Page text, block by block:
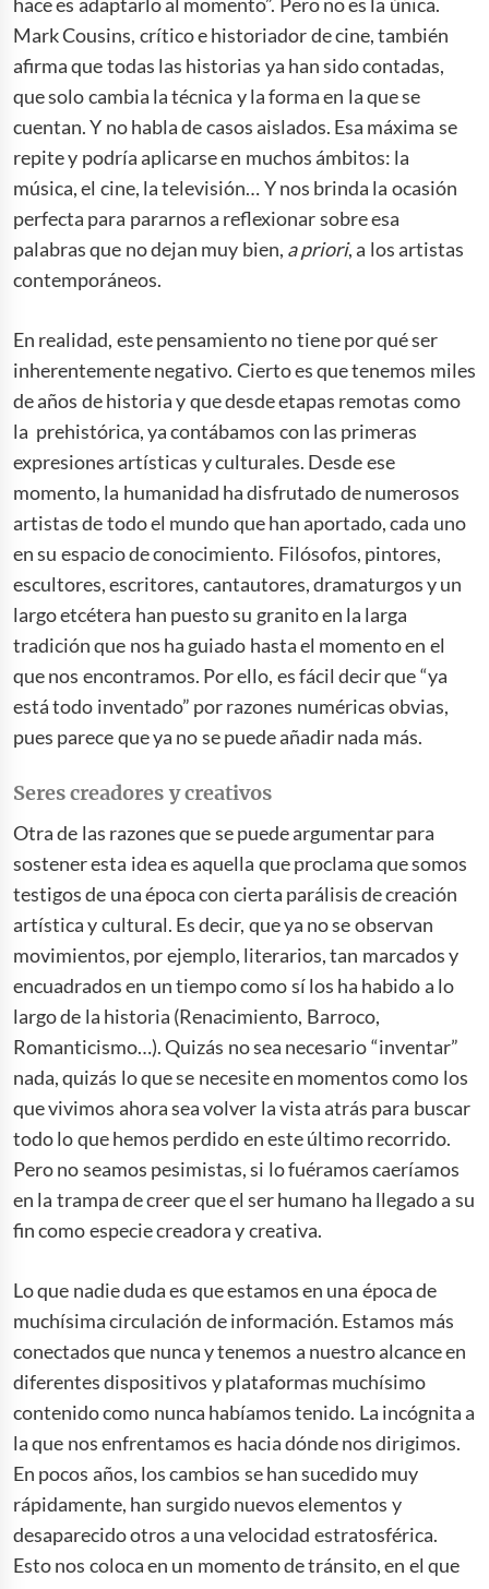
Mark Cousins, crítico e historiador de cine, también
afirma que todas las historias ya han sido contadas,
que solo cambia la técnica y la forma en la que se
cuentan. Y no habla de casos aislados. Esa máxima se
repite y podría aplicarse en muchos ámbitos: la
música, el cine, la televisión… Y nos brinda la ocasión
perfecta para pararnos a reflexionar sobre esa
palabras que no dejan muy bien, a priori, a los artistas
contemporáneos.
En realidad, este pensamiento no tiene por qué ser
inherentemente negativo. Cierto es que tenemos miles
de años de historia y que desde etapas remotas como
la prehistórica, ya contábamos con las primeras
expresiones artísticas y culturales. Desde ese
momento, la humanidad ha disfrutado de numerosos
artistas de todo el mundo que han aportado, cada uno
en su espacio de conocimiento. Filósofos, pintores,
escultores, escritores, cantautores, dramaturgos y un
largo etcétera han puesto su granito en la larga
tradición que nos ha guiado hasta el momento en el
que nos encontramos. Por ello, es fácil decir que “ya
está todo inventado” por razones numéricas obvias,
pues parece que ya no se puede añadir nada más.
Seres creadores y creativos
Otra de las razones que se puede argumentar para
sostener esta idea es aquella que proclama que somos
testigos de una época con cierta parálisis de creación
artística y cultural. Es decir, que ya no se observan
movimientos, por ejemplo, literarios, tan marcados y
encuadrados en un tiempo como sí los ha habido a lo
largo de la historia (Renacimiento, Barroco,
Romanticismo…). Quizás no sea necesario “inventar”
nada, quizás lo que se necesite en momentos como los
que vivimos ahora sea volver la vista atrás para buscar
todo lo que hemos perdido en este último recorrido.
Pero no seamos pesimistas, si lo fuéramos caeríamos
en la trampa de creer que el ser humano ha llegado a su
fin como especie creadora y creativa.
Lo que nadie duda es que estamos en una época de
muchísima circulación de información. Estamos más
conectados que nunca y tenemos a nuestro alcance en
diferentes dispositivos y plataformas muchísimo
contenido como nunca habíamos tenido. La incógnita a
la que nos enfrentamos es hacia dónde nos dirigimos.
En pocos años, los cambios se han sucedido muy
rápidamente, han surgido nuevos elementos y
desaparecido otros a una velocidad estratosférica.
Esto nos coloca en un momento de tránsito, en el que